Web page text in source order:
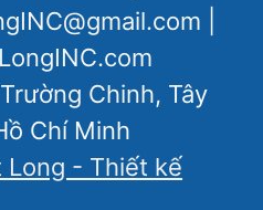
|
Chinh, Tây
Chí Minh
Long - Thiết kế